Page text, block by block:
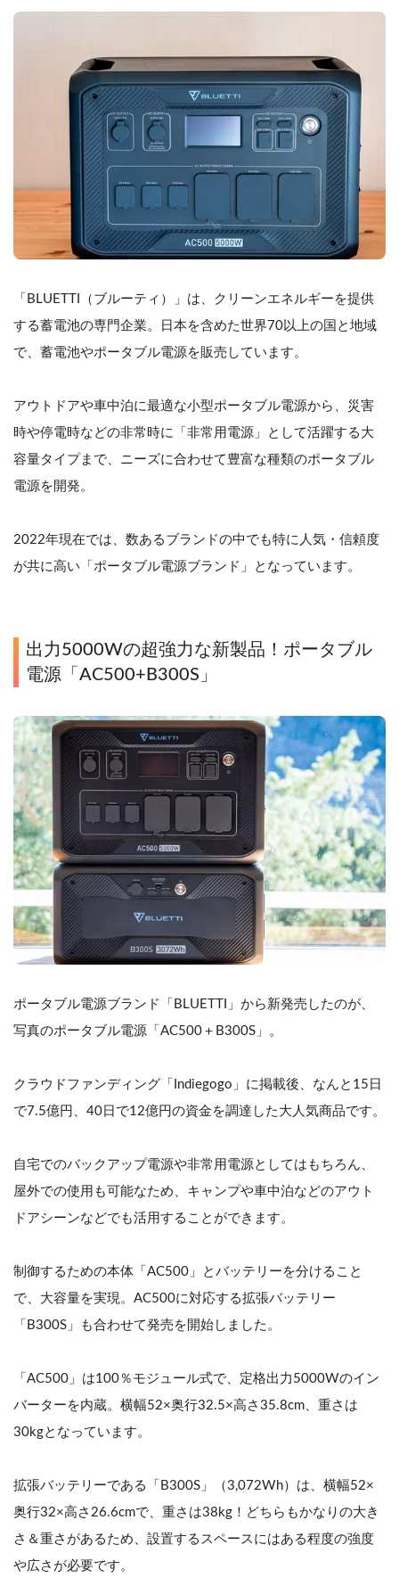
「BLUETTI（ブルーティ）」は、クリーンエネルギーを提供
する蓄電池の専門企業。日本を含めた世界70以上の国と地域
で、蓄電池やポータブル電源を販売しています。
アウトドアや車中泊に最適な小型ポータブル電源から、災害
時や停電時などの非常時に「非常用電源」として活躍する大
容量タイプまで、ニーズに合わせて豊富な種類のポータブル
電源を開発。
2022年現在では、数あるブランドの中でも特に人気・信頼度
が共に高い「ポータブル電源ブランド」となっています。
出力5000Wの超強力な新製品！ポータブル
電源「AC500+B300S」
ポータブル電源ブランド「BLUETTI」から新発売したのが、
写真のポータブル電源「AC500＋B300S」。
クラウドファンディング「Indiegogo」に掲載後、なんと15日
で7.5億円、40日で12億円の資金を調達した大人気商品です。
自宅でのバックアップ電源や非常用電源としてはもちろん、
屋外での使用も可能なため、キャンプや車中泊などのアウト
ドアシーンなどでも活用することができます。
制御するための本体「AC500」とバッテリーを分けること
で、大容量を実現。AC500に対応する拡張バッテリー
「B300S」も合わせて発売を開始しました。
「AC500」は100％モジュール式で、定格出力5000Wのイン
バーターを内蔵。横幅52×奥行32.5×高さ35.8cm、重さは
30kgとなっています。
拡張バッテリーである「B300S」（3,072Wh）は、横幅52×
奥行32×高さ26.6cmで、重さは38kg！どちらもかなりの大き
さ＆重さがあるため、設置するスペースにはある程度の強度
や広さが必要です。